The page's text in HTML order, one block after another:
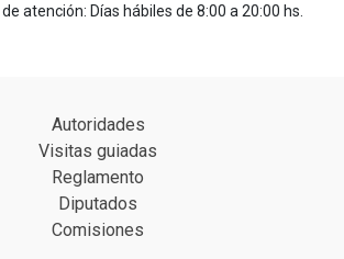
atención: Días hábiles de 8:00 a 20:00 hs.
Autoridades
Visitas guiadas
Reglamento
Diputados
Comisiones